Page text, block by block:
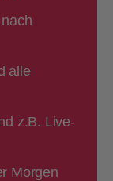
alle
z.B. Live-
Morgen